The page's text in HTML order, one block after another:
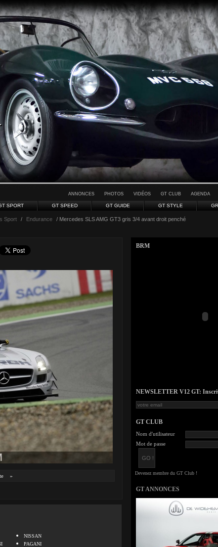
ANNONCES PHOTOS VIDÉOS GT CLUB AGENDA
SPORT GT SPEED GT GUIDE GT STYLE
Sport / Endurance / Mercedes SLS AMG GT3 gris 3/4 avant droit penché
»
NISSAN
PAGANI
BRM
NEWSLETTER V12 GT:
GT CLUB
Nom d'utilisateur
Mot de passe
GT ANNONCES